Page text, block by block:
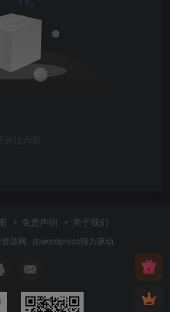
评论内容
免责声明 关于我们
源网 · 由wordpress强力驱动.